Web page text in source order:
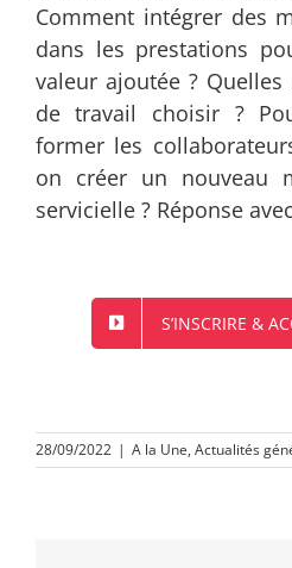
Comment intégrer des
dans les prestations
valeur ajoutée ?
de travail choisir ?
former les
on créer un nouveau
servicielle ? Réponse
S’INSCRIRE &
28/09/2022 | A la Une, Actualités